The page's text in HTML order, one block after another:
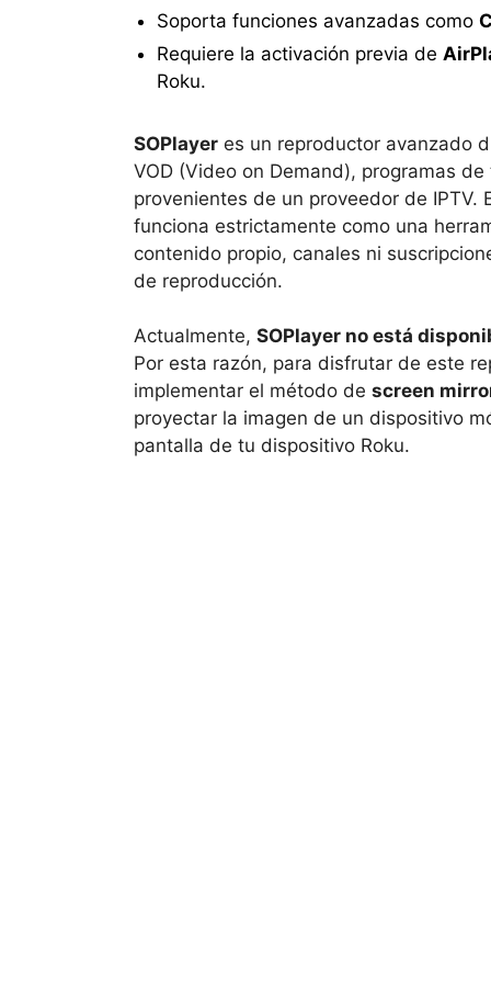
Soporta funciones avanzadas como
Requiere la activación previa de
Roku.
SOPlayer es un reproductor avanzado
VOD (Video on Demand), programas
provenientes de un proveedor de
funciona estrictamente como una
contenido propio, canales ni
de reproducción.
Actualmente, SOPlayer no está
Por esta razón, para disfrutar de este
implementar el método de screen
proyectar la imagen de un dispositivo
pantalla de tu dispositivo Roku.